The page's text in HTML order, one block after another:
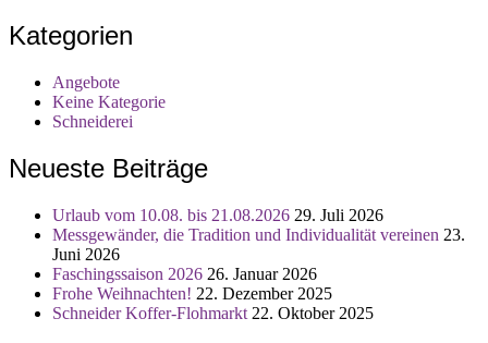
Kategorien
Angebote
Keine Kategorie
Schneiderei
Neueste Beiträge
Urlaub vom 10.08. bis 21.08.2026 29. Juli 2026
Messgewänder, die Tradition und Individualität vereinen 23.
Juni 2026
Faschingssaison 2026 26. Januar 2026
Frohe Weihnachten! 22. Dezember 2025
Schneider Koffer-Flohmarkt 22. Oktober 2025